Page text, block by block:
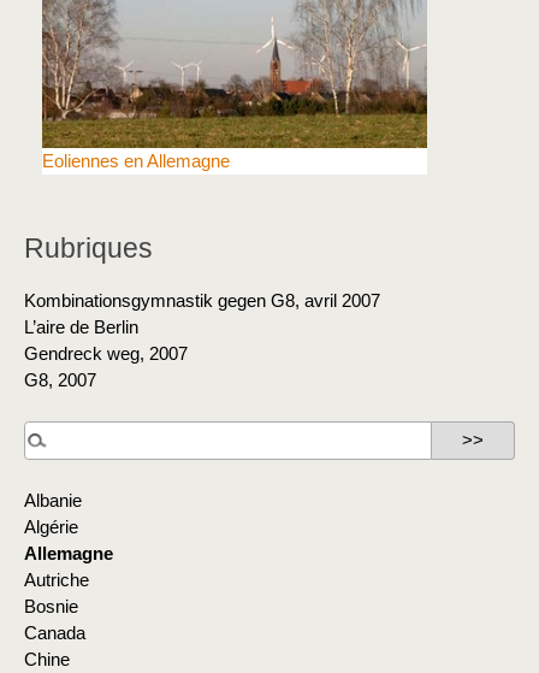
Eoliennes en Allemagne
Rubriques
Kombinationsgymnastik gegen G8, avril 2007
L’aire de Berlin
Gendreck weg, 2007
G8, 2007
Albanie
Algérie
Allemagne
Autriche
Bosnie
Canada
Chine